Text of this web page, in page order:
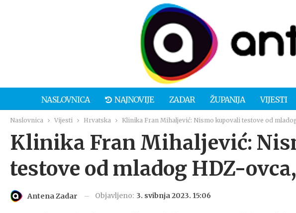
NASLOVNICA NAJNOVIJE ZADAR ŽUPANIJA VIJESTI
Naslovnica Vijesti Hrvatska Klinika Fran Mihaljević: Nismo kupovali testove od
Klinika Fran Mihaljević:
testove od mladog HDZ-
Antena Zadar Objavljeno: 3. svibnja 2023. 15:06